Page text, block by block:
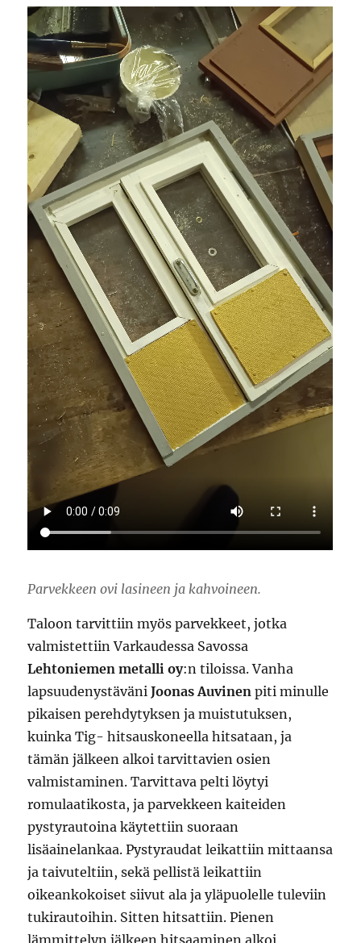
Parvekkeen ovi lasineen ja kahvoineen.
Taloon tarvittiin myös parvekkeet, jotka
valmistettiin Varkaudessa Savossa
Lehtoniemen metalli oy:n tiloissa. Vanha
lapsuudenystäväniJoonas Auvinen piti minulle
pikaisen perehdytyksen ja muistutuksen,
kuinka Tig- hitsauskoneella hitsataan, ja
tämän jälkeen alkoi tarvittavien osien
valmistaminen. Tarvittava pelti löytyi
romulaatikosta, ja parvekkeen kaiteiden
pystyrautoina käytettiin suoraan
lisäainelankaa. Pystyraudat leikattiin mittaansa
ja taivuteltiin, sekä pellistä leikattiin
oikeankokoiset siivut ala ja yläpuolelle tuleviin
tukirautoihin. Sitten hitsattiin. Pienen